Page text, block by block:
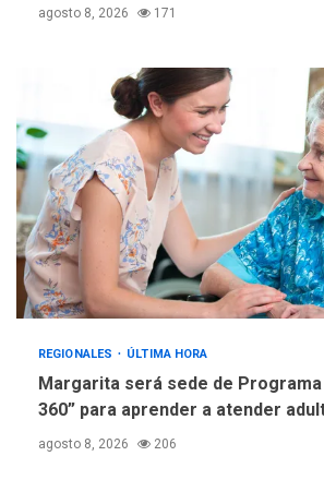
trabajan en
creación y
estadísticas
agosto 8, 2026 171
REGIONALES ÚLTIMA HORA
Margarita será sede de Programa
360” para aprender a atender
agosto 8, 2026 206